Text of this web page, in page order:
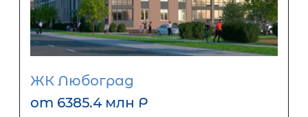
ЖК Любоград
от 6385.4 млн Р